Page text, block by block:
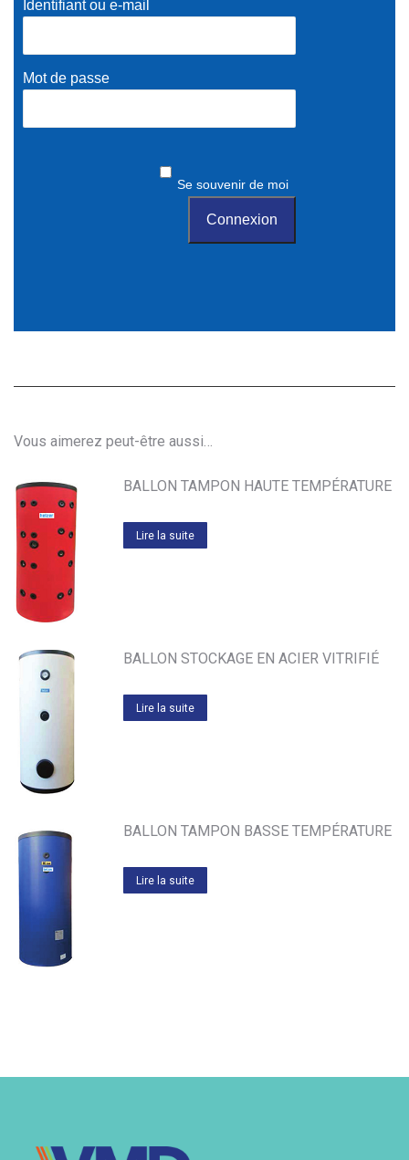
Identifiant ou e-mail
Mot de passe
Se souvenir de moi
Vous aimerez peut-être aussi…
BALLON TAMPON HAUTE TEMPÉRATURE
Lire la suite
BALLON STOCKAGE EN ACIER VITRIFIÉ
Lire la suite
BALLON TAMPON BASSE TEMPÉRATURE
Lire la suite